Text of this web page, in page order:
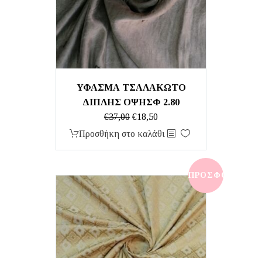
ΥΦΑΣΜΑ ΤΣΑΛΑΚΩΤΟ
ΔΙΠΛΗΣ ΟΨΗΣΦ 2.80
€37,00 Original
price
€18,50Η
τρέχουσα
€18,50.
Προσθήκη στο καλάθι
ΠΡΟΣΦΟΡΆ!